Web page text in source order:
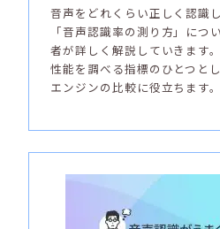
音声をどれくらい正しく認識
「音声認識率の測り方」に
者が詳しく解説していきます
性能を調べる指標のひとつと
エンジンの比較に役立ちます。